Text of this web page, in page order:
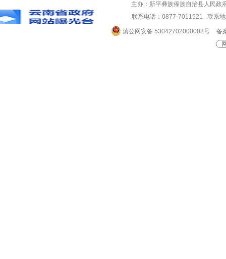
主办：新平彝族傣族自治县人民
联系电话：0877-7011521 联系
滇公网安备 53042702000008号
备